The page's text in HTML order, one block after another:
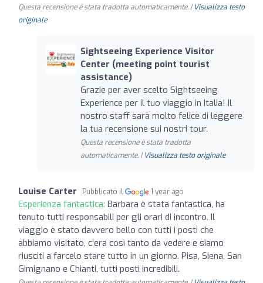
Questa recensione è stata tradotta automaticamente. | Visualizza testo
originale
Sightseeing Experience Visitor
Center (meeting point tourist
assistance)
Grazie per aver scelto Sightseeing
Experience per il tuo viaggio in Italia! Il
nostro staff sarà molto felice di leggere
la tua recensione sui nostri tour.
Questa recensione è stata tradotta
automaticamente. | Visualizza testo originale
Louise Carter Pubblicato il 1 year ago
Esperienza fantastica: Barbara è stata fantastica, ha
tenuto tutti responsabili per gli orari di incontro. Il
viaggio è stato davvero bello con tutti i posti che
abbiamo visitato, c'era così tanto da vedere e siamo
riusciti a farcelo stare tutto in un giorno. Pisa, Siena, San
Gimignano e Chianti, tutti posti incredibili.